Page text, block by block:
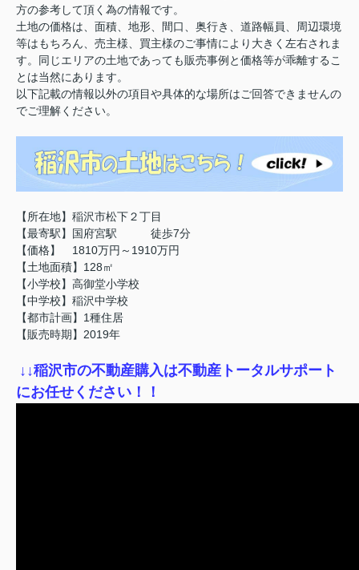
方の参考して頂く為の情報です。
土地の価格は、面積、地形、間口、奥行き、道路幅員、周辺環境
等はもちろん、売主様、買主様のご事情により大きく左右されま
す。同じエリアの土地であっても販売事例と価格等が乖離するこ
とは当然にあります。
以下記載の情報以外の項目や具体的な場所はご回答できませんの
でご理解ください。
【所在地】稲沢市松下２丁目
【最寄駅】国府宮駅 徒歩7分
【価格】 1810万円～1910万円
【土地面積】128㎡
【小学校】高御堂小学校
【中学校】稲沢中学校
【都市計画】1種住居
【販売時期】2019年
↓ ↓稲沢市の不動産購入は不動産トータルサポート
にお任せください！！